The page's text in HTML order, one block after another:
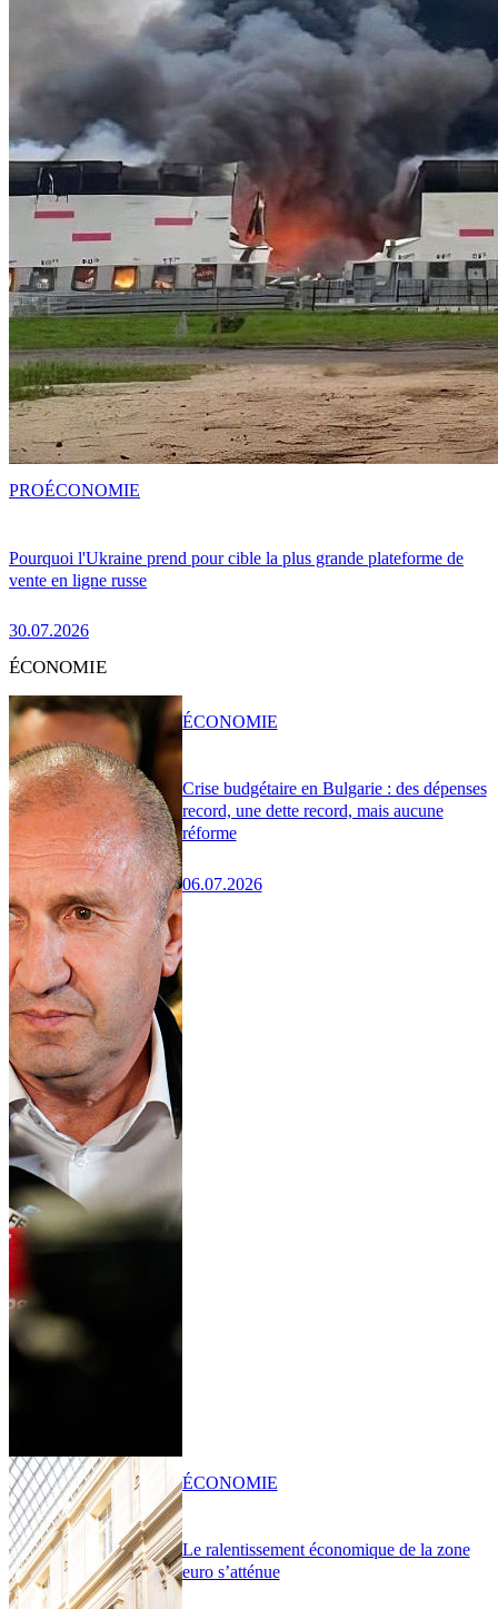
Pourquoi l'Ukraine prend pour cible la plus grande plateforme de
vente en ligne russe
30.07.2026
PROÉCONOMIE
ÉCONOMIE
Crise budgétaire en Bulgarie : des dépenses
record, une dette record, mais aucune
réforme
06.07.2026
ÉCONOMIE
Le ralentissement économique de la zone
euro s’atténue
ÉCONOMIE